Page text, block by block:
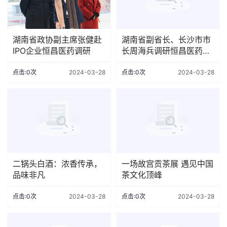
湖南省政协副主席张健赴
IPO企业恒昌医药调研
点击:0次 2024-03-28
湖南省副省长、长沙市市
长周海兵调研恒昌医药等
点击:0次 2024-03-28
二锅头白酒：浓香传承，
品味非凡
点击:0次 2024-03-28
一场故宫贡茶展 遇见中国
茶文化顶峰
点击:0次 2024-03-28